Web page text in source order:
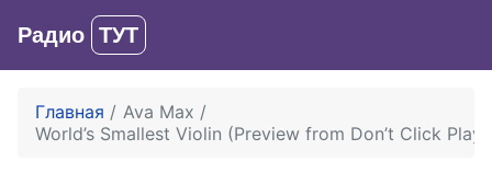
Радио ТУТ
Главная
Ava Max
World’s Smallest Violin (Preview from Don’t Click Play)